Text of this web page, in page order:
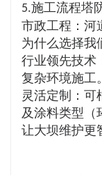
5.施工流程塔
市政工程：河
为什么选择我
行业领先技术
复杂环境施工。
灵活定制：可
及涂料类型（
让大坝维护更